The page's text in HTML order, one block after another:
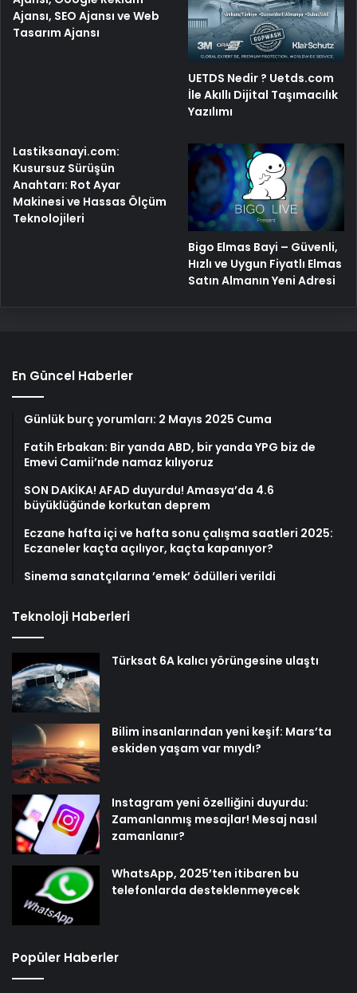
Ajansı, SEO Ajansı ve Web
Tasarım Ajansı
UETDS Nedir ? Uetds.com
İle Akıllı Dijital Taşımacılık
Yazılımı
Lastiksanayi.com:
Kusursuz Sürüşün
Anahtarı: Rot Ayar
Makinesi ve Hassas Ölçüm
Teknolojileri
Bigo Elmas Bayi – Güvenli,
Hızlı ve Uygun Fiyatlı Elmas
Satın Almanın Yeni Adresi
En Güncel Haberler
Günlük burç yorumları: 2 Mayıs 2025 Cuma
Fatih Erbakan: Bir yanda ABD, bir yanda YPG biz de
Emevi Camii’nde namaz kılıyoruz
SON DAKİKA! AFAD duyurdu! Amasya’da 4.6
büyüklüğünde korkutan deprem
Eczane hafta içi ve hafta sonu çalışma saatleri 2025:
Eczaneler kaçta açılıyor, kaçta kapanıyor?
Sinema sanatçılarına ’emek’ ödülleri verildi
Teknoloji Haberleri
Türksat 6A kalıcı yörüngesine ulaştı
Bilim insanlarından yeni keşif: Mars’ta
eskiden yaşam var mıydı?
Instagram yeni özelliğini duyurdu:
Zamanlanmış mesajlar! Mesaj nasıl
zamanlanır?
WhatsApp, 2025’ten itibaren bu
telefonlarda desteklenmeyecek
Popüler Haberler